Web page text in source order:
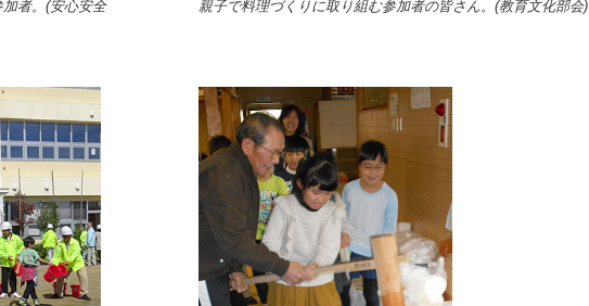
者。(安心安全
親子で料理づくりに取り組む参加者の皆さん。(教育文化部会)